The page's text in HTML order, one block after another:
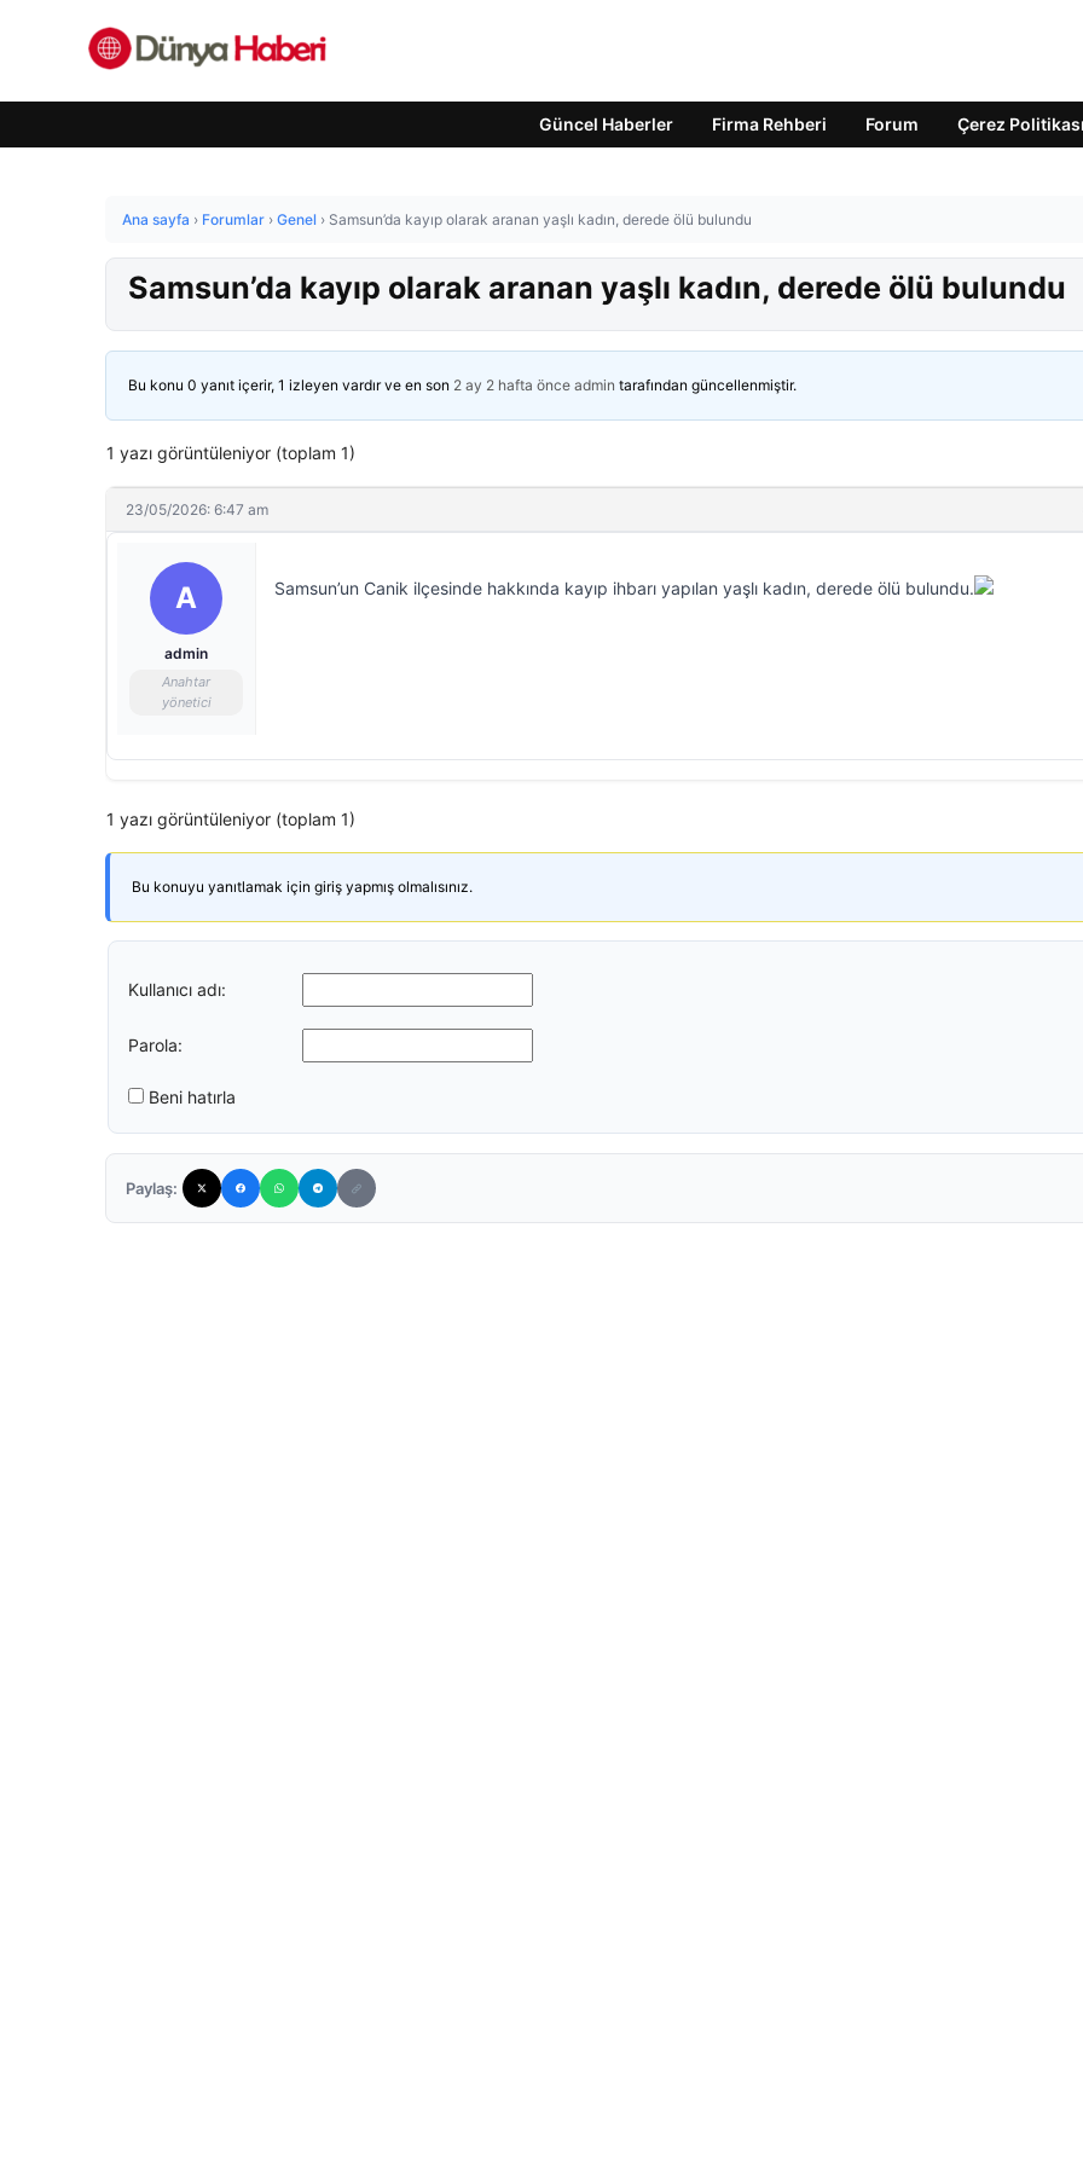
Güncel Haberler Firma Rehberi Forum Çerez Politikası
Ana sayfa › Forumlar › Genel › Samsun’da kayıp olarak aranan yaşlı kadın, derede ölü bulundu
Samsun’da kayıp olarak aranan yaşlı kadın, derede ölü bulundu
Bu konu 0 yanıt içerir, 1 izleyen vardır ve en son 2 ay 2 hafta önce admin tarafından güncellenmiştir.
1 yazı görüntüleniyor (toplam 1)
23/05/2026: 6:47 am
A
admin
Anahtar
yönetici
Samsun’un Canik ilçesinde hakkında kayıp ihbarı yapılan yaşlı kadın, derede ölü bulundu.
1 yazı görüntüleniyor (toplam 1)
Bu konuyu yanıtlamak için giriş yapmış olmalısınız.
Kullanıcı adı:
Parola:
Beni hatırla
Paylaş: